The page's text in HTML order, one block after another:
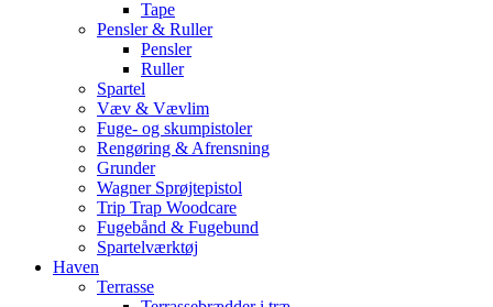
Tape
Pensler & Ruller
Pensler
Ruller
Spartel
Væv & Vævlim
Fuge- og skumpistoler
Rengøring & Afrensning
Grunder
Wagner Sprøjtepistol
Trip Trap Woodcare
Fugebånd & Fugebund
Spartelværktøj
Haven
Terrasse